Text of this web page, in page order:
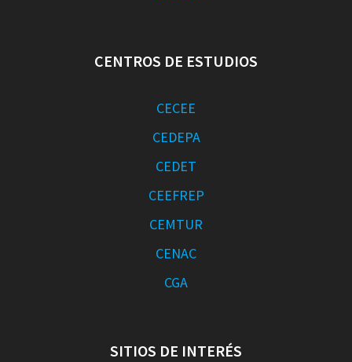
CENTROS DE ESTUDIOS
CECEE
CEDEPA
CEDET
CEEFREP
CEMTUR
CENAC
CGA
SITIOS DE INTERÉS